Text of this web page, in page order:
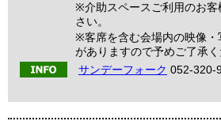
※介助スペースご利用のお客
さい。
※客席を含む会場内の映像・
がありますので予めご了承く
サンデーフォーク 052-320-